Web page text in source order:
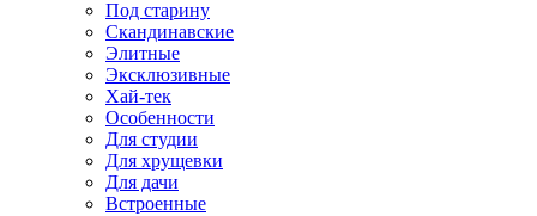
Под старину
Скандинавские
Элитные
Эксклюзивные
Хай-тек
Особенности
Для студии
Для хрущевки
Для дачи
Встроенные